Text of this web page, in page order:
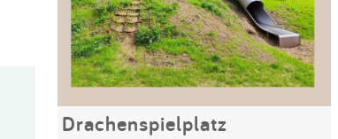
Drachenspielplatz